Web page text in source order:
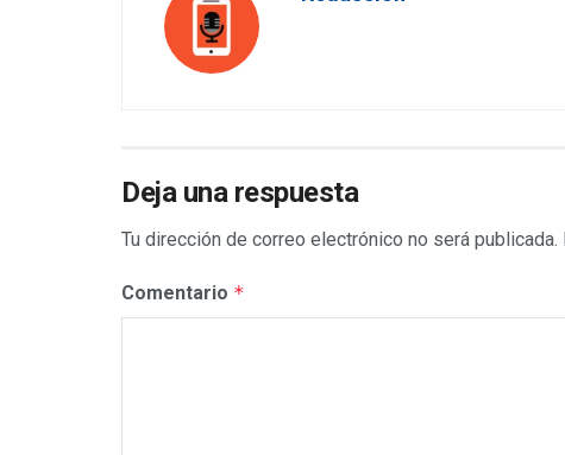
Deja una respuesta
Tu dirección de correo electrónico no será publicada.
Comentario *